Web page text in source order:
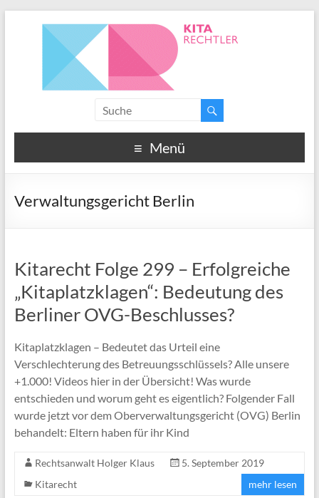
Menü
Verwaltungsgericht Berlin
Kitarecht Folge 299 – Erfolgreiche
„Kitaplatzklagen“: Bedeutung des
Berliner OVG-Beschlusses?
Kitaplatzklagen – Bedeutet das Urteil eine
Verschlechterung des Betreuungsschlüssels? Alle unsere
+1.000! Videos hier in der Übersicht! Was wurde
entschieden und worum geht es eigentlich? Folgender Fall
wurde jetzt vor dem Oberverwaltungsgericht (OVG) Berlin
behandelt: Eltern haben für ihr Kind
Rechtsanwalt Holger Klaus
5. September 2019
Kitarecht
mehr lesen